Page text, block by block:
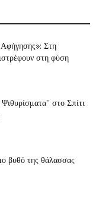
Στη
στη φύση
Ψιθυρίσματα” στο Σπίτι
βυθό της θάλασσας